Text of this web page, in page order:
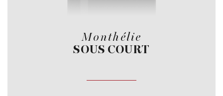
Monthélie
SOUS COURT